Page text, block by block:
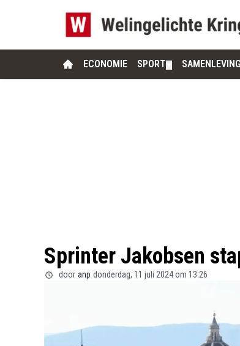
ECONOMIE SPORT SAMENLEVING
Sprinter Jakobsen
door anp donderdag, 11 juli 2024 om 13:26